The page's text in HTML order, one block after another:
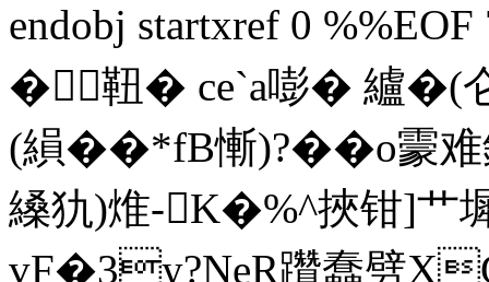
endobj startxref 0
� 靵 �  ce`a嘭� 纑
(縜��*fB慚)?��o霥
縔犰)焳-K�%^挾钳]艹
vF�3y?NeR躦蠢劈